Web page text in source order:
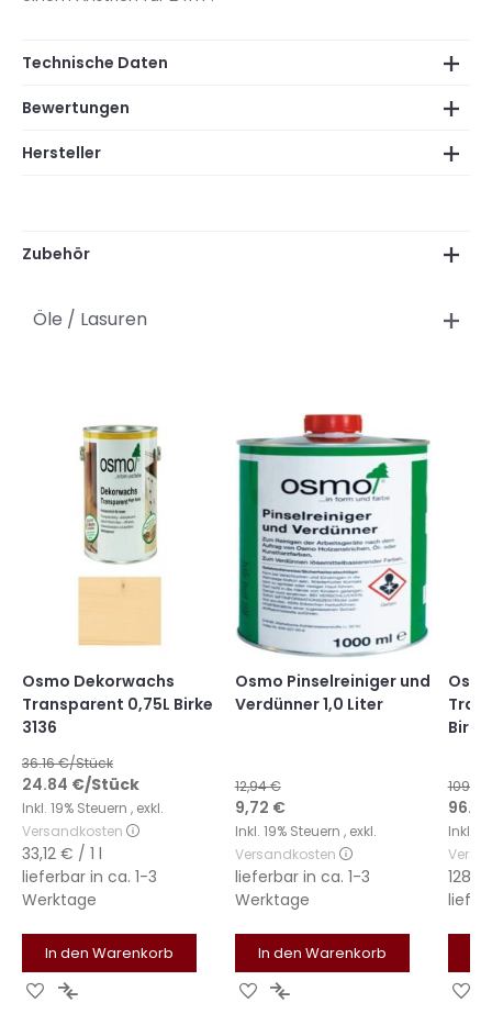
Technische Daten
Bewertungen
Hersteller
Zubehör
Öle / Lasuren
Osmo Dekorwachs
Transparent 0,75L Birke
3136
36.16€/Stück
24.84 €/Stück
Inkl. 19% Steuern , exkl.
Versandkosten
33,12 € / 1 l
lieferbar in ca. 1-3
Werktage
In den Warenkorb
Zur Zur
Osmo Pinselreiniger und
Verdünner 1,0 Liter
12,94 €
Sonderangebot
9,72 €
Inkl. 19% Steuern , exkl.
Versandkosten
lieferbar in ca. 1-3
Werktage
In den Warenkorb
Zur Zur
Birke
96.39
Inkl.